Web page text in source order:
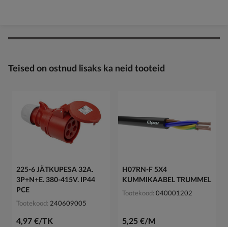
Teised on ostnud lisaks ka neid tooteid
225-6 JÄTKUPESA 32A.
3P+N+E. 380-415V. IP44
PCE
Tootekood 240609005
4,97 €/TK
H07RN-F 5X4
KUMMIKAABEL TRUMMEL
Tootekood 040001202
5,25 €/M